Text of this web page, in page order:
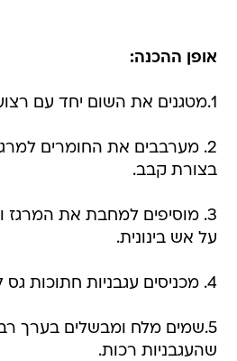
אופן ההכנה:
1.מטגנים את השום יחד עם רצועות פלפל ירוק חריף.
2. מערבבים את החומרים
בצורת קבב.
על אש בינונית.
4. מכניסים עגבניות חתוכות גס לתוך המחבת.
5.שמים מלח ומבשלים בערך
שהעגבניות רכות.